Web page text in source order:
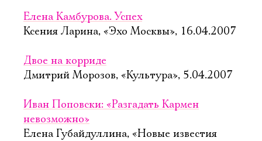
Елена Камбурова. Успех
Ксения Ларина, «Эхо Москвы», 16.04.2007
Двое на корриде
Дмитрий Морозов, «Культура», 5.04.2007
Иван Поповски: «Разгадать Кармен
невозможно»
Елена Губайдуллина, «Новые известия 